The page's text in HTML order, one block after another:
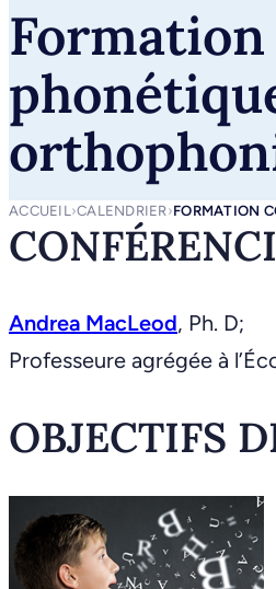
ACCUEIL ›CALENDRIER›FORMATION
Andrea MacLeod, Ph. D;
Professeure agrégée à
OBJECTIFS